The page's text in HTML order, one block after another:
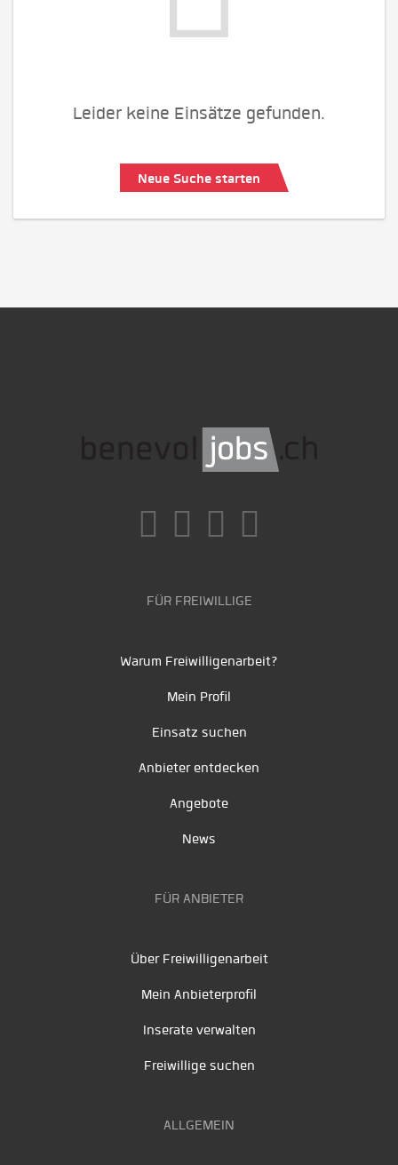
Leider keine Einsätze gefunden.
Neue Suche starten
FÜR FREIWILLIGE
Warum Freiwilligenarbeit?
Mein Profil
Einsatz suchen
Anbieter entdecken
Angebote
News
FÜR ANBIETER
Über Freiwilligenarbeit
Mein Anbieterprofil
Inserate verwalten
Freiwillige suchen
ALLGEMEIN